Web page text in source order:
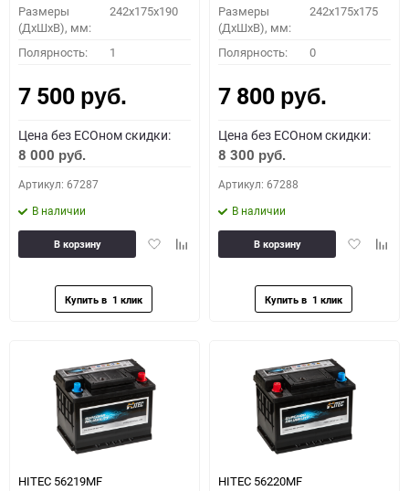
Размеры
(ДхШхВ), мм:
242x175x190
Полярность: 1
7 500 руб.
Цена без ECOном скидки:
8 000 руб.
Артикул: 67287
В наличии
ДобавитьДобавить
В корзину
Размеры
(ДхШхВ), мм:
242x175x175
Полярность: 0
7 800 руб.
Цена без ECOном скидки:
8 300 руб.
Артикул: 67288
В наличии
Добавить
В корзину
HITEC 56219MF HITEC 56220MF